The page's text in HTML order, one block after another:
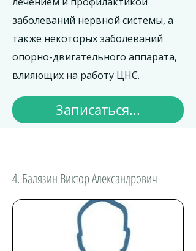
заболеваний нервной системы, а
также некоторых заболеваний
опорно-двигательного аппарата,
влияющих на работу ЦНС.
Записаться...
4. Балязин Виктор Александрович